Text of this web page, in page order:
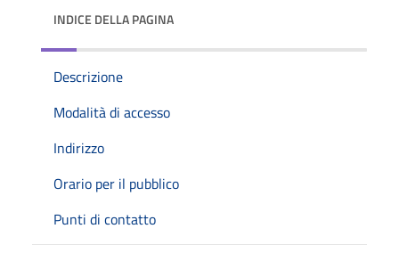
INDICE DELLA PAGINA
Descrizione
Modalità di accesso
Indirizzo
Orario per il pubblico
Punti di contatto